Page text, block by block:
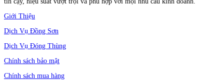
Giới Thiệu
Dịch Vụ Đồng Sơn
Dịch Vụ Đóng Thùng
Chính sách bảo mật
Chính sách mua hàng